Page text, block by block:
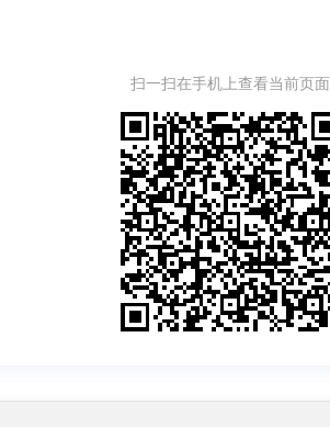
扫一扫在手机上查看当前页面